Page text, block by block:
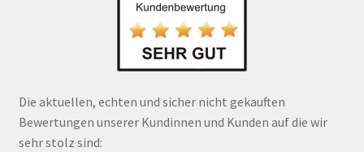
Die aktuellen, echten und sicher nicht gekauften
Bewertungen unserer Kundinnen und Kunden auf die wir
sehr stolz sind: